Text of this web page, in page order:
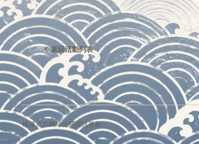
返回活動列表
根據官方網站公開資訊更新。